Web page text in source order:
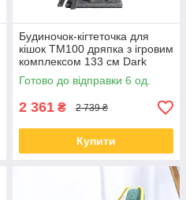
Будиночок-кігтеточка для
кішок TM100 дряпка з ігровим
комплексом 133 см Dark
Gray
Готово до відправки 6 од.
2 361 ₴ 2 739 ₴
Купити